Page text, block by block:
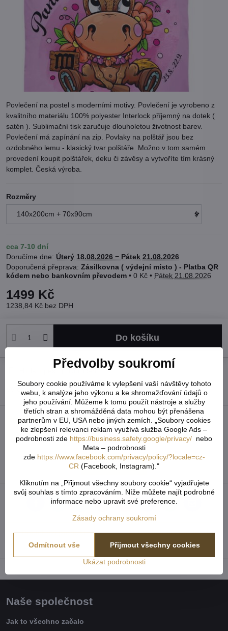
Povlečení na postel s moderními motivy. Povlečení je vyrobeno z
kvalitního materiálu 100% polyester Interlock příjemný na dotek (
satén ). Sublimační tisk zaručuje dlouholetou životnost barev.
Povlečení má zapínání na zip. Povlaky na polštář jsou bez
ozdobného lemu - klasický tvar polštáře. Možno v tom samém
provedení koupit polštářek, deku či závěsy a vytvoříte tím krásný
komplet. Česká výroba.
Rozměry
cca 7-10 dní
Doručíme dne: Úterý 18.08.2026 − Pátek 21.08.2026
Zásilkovna ( výdejní místo ) - Platba QR
kódem nebo bankovním převodem • 0 Kč • Pátek 21.08.2026
1499 Kč
1238,84 Kč bez DPH
Do košíku
Výrobce: IM-ČR
Recenze 0
Zatím bez hodnocení. Buďte první!
Přidat recenzi
FacebookTwitterBlueskyPinterestReddit LinkedInWhatsApp
Předchozí produkt Následující produkt
Naše společnost
Jak to všechno začalo
Předvolby soukromí
Soubory cookie používáme k vylepšení vaší návštěvy tohoto
webu, k analýze jeho výkonu a ke shromažďování údajů o
jeho používání. Můžeme k tomu použít nástroje a služby
třetích stran a shromážděná data mohou být přenášena
partnerům v EU, USA nebo jiných zemích. „Soubory cookies
ke zlepšení relevanci reklam využívá služba Google Ads –
podrobnosti zde https://business.safety.google/privacy/ nebo
Meta – podrobnosti
zde https://www.facebook.com/privacy/policy/?locale=cz-
CR (Facebook, Instagram)."
Kliknutím na „Přijmout všechny soubory cookie“ vyjadřujete
svůj souhlas s tímto zpracováním. Níže můžete najít podrobné
informace nebo upravit své preference.
Zásady ochrany soukromí
Ukázat podrobnosti
Přijmout všechny cookies
Odmítnout vše